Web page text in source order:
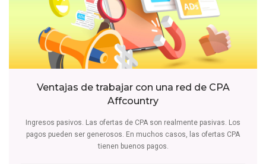
Ventajas de trabajar con una red de CPA
Affcountry
Ingresos pasivos. Las ofertas de CPA son realmente pasivas. Los
pagos pueden ser generosos. En muchos casos, las ofertas CPA
tienen buenos pagos.